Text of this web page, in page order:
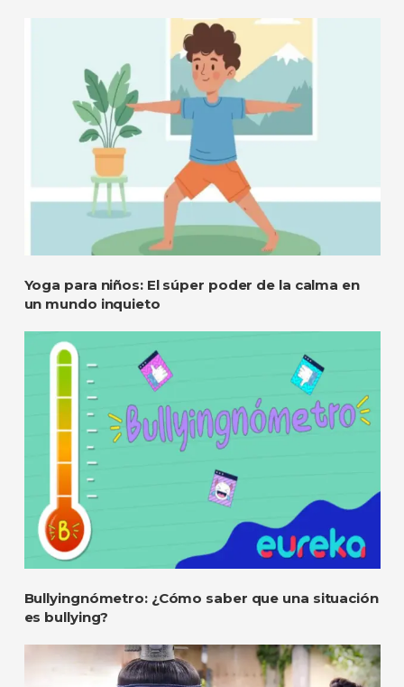
Yoga para niños: El súper poder de la calma en
un mundo inquieto
Bullyingnómetro: ¿Cómo saber que una situación
es bullying?